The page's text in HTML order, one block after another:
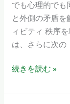
条
件
でも心理的でも
と外側の矛盾
ィビティ 秩序
は、さらに次の
み
出
も
続きを読む »